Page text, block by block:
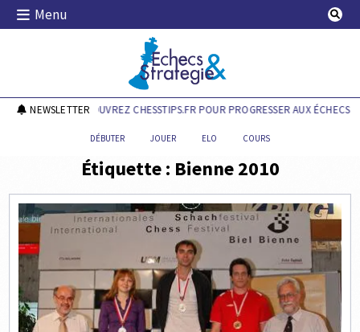
Skip
Menu
Echecs & Stratégie
NEWSLETTERDÉCOUVREZ CHESSTIPS.FR POUR PROGRESSER AUX ÉCHECS !
DÉBUTER JOUER ELO COURS
Étiquette : Bienne 2010